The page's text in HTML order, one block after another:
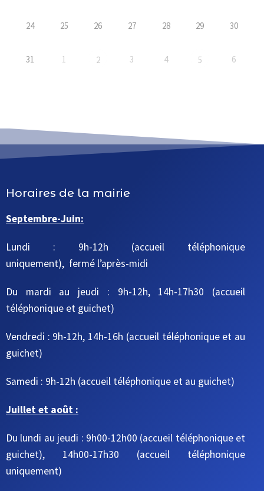
24 25 26 27 28 29 30
31 1 2 3 4 5 6
Horaires de la mairie
Septembre-Juin:
Lundi : 9h-12h (accueil téléphonique
uniquement), fermé l’après-midi
Du mardi au jeudi : 9h-12h, 14h-17h30 (accueil
téléphonique et guichet)
Vendredi : 9h-12h, 14h-16h (accueil téléphonique et au
guichet)
Samedi : 9h-12h (accueil téléphonique et au guichet)
Juillet et août :
Du lundi au jeudi : 9h00-12h00 (accueil téléphonique et
guichet), 14h00-17h30 (accueil téléphonique
uniquement)